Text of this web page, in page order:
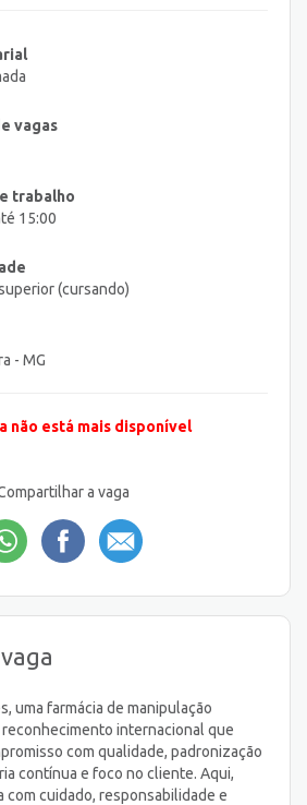
vagas
trabalho
15:00
(cursando)
- MG
não está mais disponível
a vaga
uma farmácia de manipulação
internacional que
com qualidade, padronização
contínua e foco no cliente. Aqui,
com cuidado, responsabilidade e